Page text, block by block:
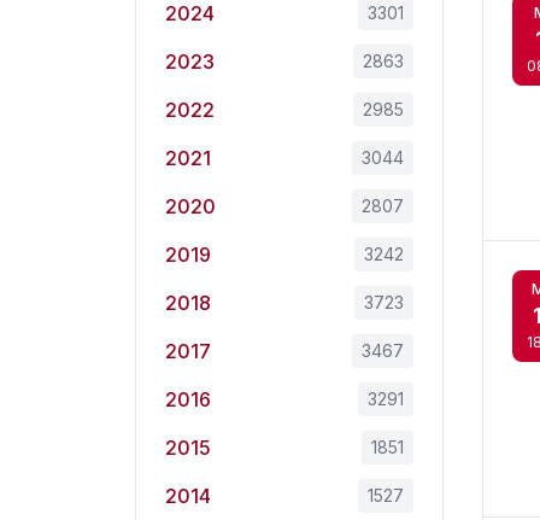
2024 3301
2023 2863
2022 2985
2021 3044
2020 2807
2019 3242
2018 3723
2017 3467
2016 3291
2015 1851
2014 1527